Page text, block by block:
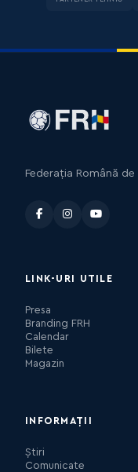
Federația Română de
LINK-URI UTILE
Presa
Branding FRH
Calendar
Bilete
Magazin
INFORMAȚII
Știri
Comunicate